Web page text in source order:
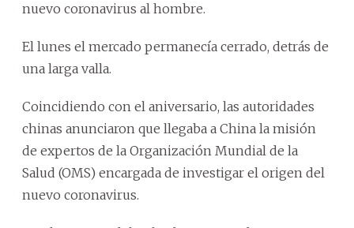
nuevo coronavirus al hombre.
El lunes el mercado permanecía cerrado, detrás de
una larga valla.
Coincidiendo con el aniversario, las autoridades
chinas anunciaron que llegaba a China la misión
de expertos de la Organización Mundial de la
Salud (OMS) encargada de investigar el origen del
nuevo coronavirus.